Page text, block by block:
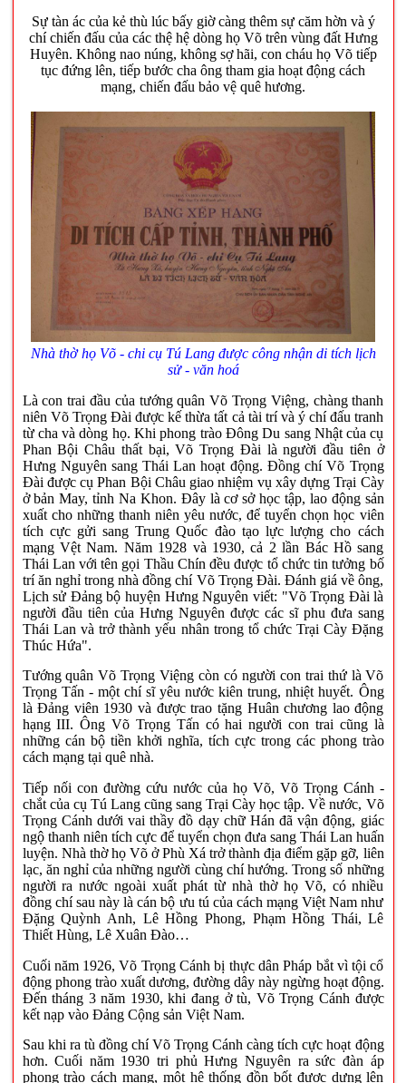
Sự tàn ác của kẻ thù lúc bấy giờ càng thêm sự căm hờn và ý
chí chiến đấu của các thệ hệ dòng họ Võ trên vùng đất Hưng
Huyên. Không nao núng, không sợ hãi, con cháu họ Võ tiếp
tục đứng lên, tiếp bước cha ông tham gia hoạt động cách
mạng, chiến đấu bảo vệ quê hương.
Nhà thờ họ Võ - chi cụ Tú Lang được công nhận di tích lịch
sử - văn hoá
Là con trai đầu của tướng quân Võ Trọng Việng, chàng thanh
niên Võ Trọng Đài được kế thừa tất cả tài trí và ý chí đấu tranh
từ cha và dòng họ. Khi phong trào Đông Du sang Nhật của cụ
Phan Bội Châu thất bại, Võ Trọng Đài là người đầu tiên ở
Hưng Nguyên sang Thái Lan hoạt động. Đồng chí Võ Trọng
Đài được cụ Phan Bội Châu giao nhiệm vụ xây dựng Trại Cày
ở bản May, tỉnh Na Khon. Đây là cơ sở học tập, lao động sản
xuất cho những thanh niên yêu nước, để tuyển chọn học viên
tích cực gửi sang Trung Quốc đào tạo lực lượng cho cách
mạng Vệt Nam. Năm 1928 và 1930, cả 2 lần Bác Hồ sang
Thái Lan với tên gọi Thầu Chín đều được tổ chức tin tưởng bố
trí ăn nghỉ trong nhà đồng chí Võ Trọng Đài. Đánh giá về ông,
Lịch sử Đảng bộ huyện Hưng Nguyên viết: "Võ Trọng Đài là
người đầu tiên của Hưng Nguyên được các sĩ phu đưa sang
Thái Lan và trở thành yếu nhân trong tổ chức Trại Cày Đặng
Thúc Hứa".
Tướng quân Võ Trọng Việng còn có người con trai thứ là Võ
Trọng Tấn - một chí sĩ yêu nước kiên trung, nhiệt huyết. Ông
là Đảng viên 1930 và được trao tặng Huân chương lao động
hạng III. Ông Võ Trọng Tấn có hai người con trai cũng là
những cán bộ tiền khởi nghĩa, tích cực trong các phong trào
cách mạng tại quê nhà.
Tiếp nối con đường cứu nước của họ Võ, Võ Trọng Cánh -
chắt của cụ Tú Lang cũng sang Trại Cày học tập. Về nước, Võ
Trọng Cánh dưới vai thầy đồ dạy chữ Hán đã vận động, giác
ngộ thanh niên tích cực để tuyển chọn đưa sang Thái Lan huấn
luyện. Nhà thờ họ Võ ở Phù Xá trở thành địa điểm gặp gỡ, liên
lạc, ăn nghỉ của những người cùng chí hướng. Trong số những
người ra nước ngoài xuất phát từ nhà thờ họ Võ, có nhiều
đồng chí sau này là cán bộ ưu tú của cách mạng Việt Nam như
Đặng Quỳnh Anh, Lê Hồng Phong, Phạm Hồng Thái, Lê
Thiết Hùng, Lê Xuân Đào…
Cuối năm 1926, Võ Trọng Cánh bị thực dân Pháp bắt vì tội cổ
động phong trào xuất dương, đường dây này ngừng hoạt động.
Đến tháng 3 năm 1930, khi đang ở tù, Võ Trọng Cánh được
kết nạp vào Đảng Cộng sản Việt Nam.
Sau khi ra tù đồng chí Võ Trọng Cánh càng tích cực hoạt động
hơn. Cuối năm 1930 tri phủ Hưng Nguyên ra sức đàn áp
phong trào cách mạng, một hệ thống đồn bốt được dựng lên